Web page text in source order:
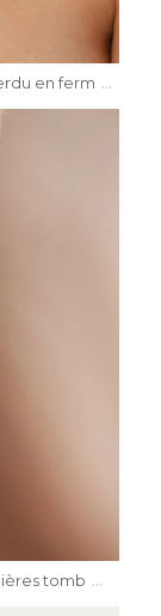
en ferm ...
tomb ...